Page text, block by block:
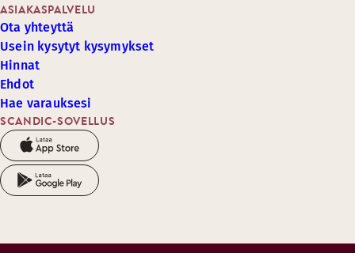
SCANDIC-SOVELLUS
ASIAKASPALVELU
Ota yhteyttä
Usein kysytyt kysymykset
Hinnat
Ehdot
Hae varauksesi